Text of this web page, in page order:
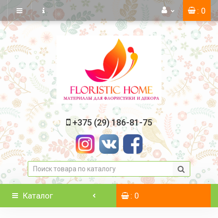
: 0
+375 (29) 186-81-75
Каталог : 0